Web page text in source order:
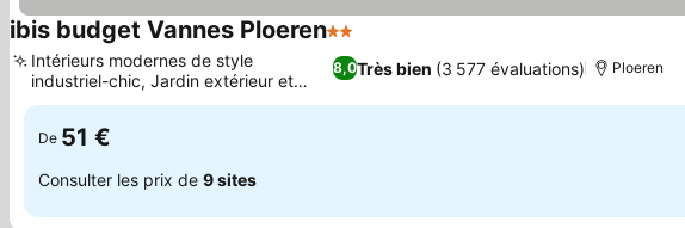
ibis budget Vannes Ploeren2 Étoiles
8,0Très bien (3 577 évaluations)
Intérieurs modernes de style
industriel-chic, Jardin extérieur et
espace de loisirs
Ploeren
De 51 €
Consulter les prix de 9 sites